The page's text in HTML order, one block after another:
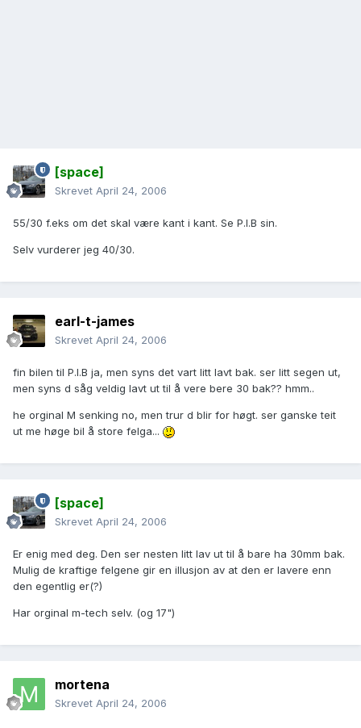
[space]
Skrevet April 24, 2006
55/30 f.eks om det skal være kant i kant. Se P.I.B sin.
Selv vurderer jeg 40/30.
earl-t-james
Skrevet April 24, 2006
fin bilen til P.I.B ja, men syns det vart litt lavt bak. ser litt segen ut,
men syns d såg veldig lavt ut til å vere bere 30 bak?? hmm..
he orginal M senking no, men trur d blir for høgt. ser ganske teit
ut me høge bil å store felga...
[space]
Skrevet April 24, 2006
Er enig med deg. Den ser nesten litt lav ut til å bare ha 30mm bak.
Mulig de kraftige felgene gir en illusjon av at den er lavere enn
den egentlig er(?)
Har orginal m-tech selv. (og 17")
mortena
Skrevet April 24, 2006